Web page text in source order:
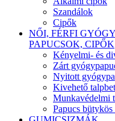
Szandálok
Cipők
NŐI, FÉRFI
PAPUCSOK, CIPŐK
Kényelmi- és
Zárt
Nyitott
Kivehető
Munkavédelmi
Papucs bütykös